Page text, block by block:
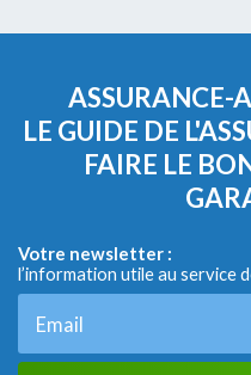
ASSURANCE-
LE GUIDE DE
FAIRE LE
Votre newsletter :
l’information utile au service